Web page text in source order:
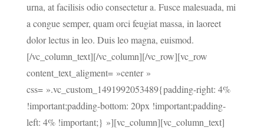
urna, at facilisis odio consectetur a. Fusce malesuada, mi
a congue semper, quam orci feugiat massa, in laoreet
dolor lectus in leo. Duis leo magna, euismod.
[/vc_column_text][/vc_column][/vc_row][vc_row
content_text_aligment= »center »
css= ».vc_custom_1491992053489{padding-right: 4%
!important;padding-bottom: 20px !important;padding-
left: 4% !important;} »][vc_column][vc_column_text]